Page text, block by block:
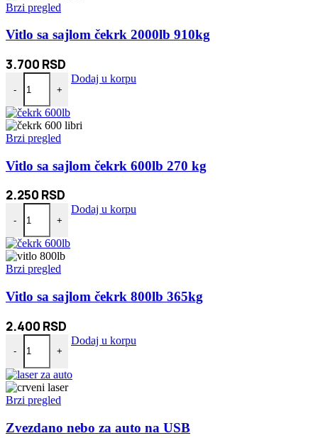
Brzi pregled
Vitlo sa sajlom čekrk 2000lb 910kg
3.700 RSD
-
Vitlo sa sajlom čekrk 2000lb 910kg količina
+
Dodaj u korpu
Brzi pregled
Vitlo sa sajlom čekrk 600lb 270 kg
2.250 RSD
-
Vitlo sa sajlom čekrk 600lb 270 kg količina
+
Dodaj u korpu
Brzi pregled
Vitlo sa sajlom čekrk 800lb 365kg
2.400 RSD
-
Vitlo sa sajlom čekrk 800lb 365kg količina
+
Dodaj u korpu
Brzi pregled
Zvezdano nebo za auto na USB